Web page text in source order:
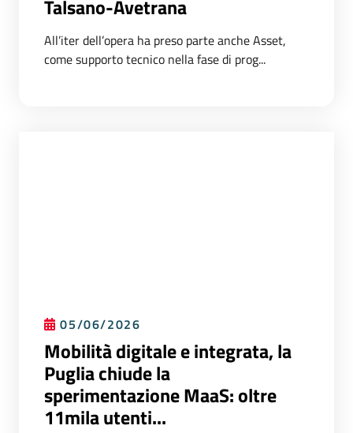
Talsano-Avetrana
All’iter dell’opera ha preso parte anche Asset,
come supporto tecnico nella fase di prog...
05/06/2026
Mobilità digitale e integrata, la
Puglia chiude la
sperimentazione MaaS: oltre
11mila utenti...